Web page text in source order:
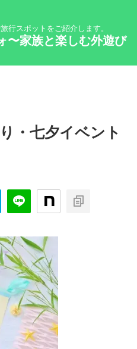
行スポットをご紹介します。
〜家族と楽しむ外遊び
・七夕イベント